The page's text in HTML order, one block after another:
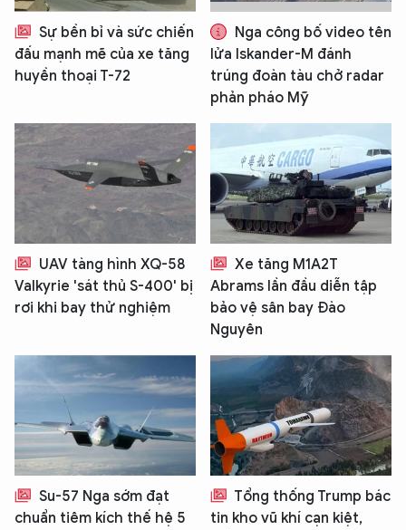
Sự bền bỉ và sức chiến
đấu mạnh mẽ của xe tăng
huyền thoại T-72
Nga công bố video tên
lửa Iskander-M đánh
trúng đoàn tàu chở radar
phản pháo Mỹ
UAV tàng hình XQ-58
Valkyrie 'sát thủ S-400' bị
rơi khi bay thử nghiệm
Xe tăng M1A2T
Abrams lần đầu diễn tập
bảo vệ sân bay Đào
Nguyên
Su-57 Nga sớm đạt
chuẩn tiêm kích thế hệ 5
Tổng thống Trump bác
tin kho vũ khí cạn kiệt,